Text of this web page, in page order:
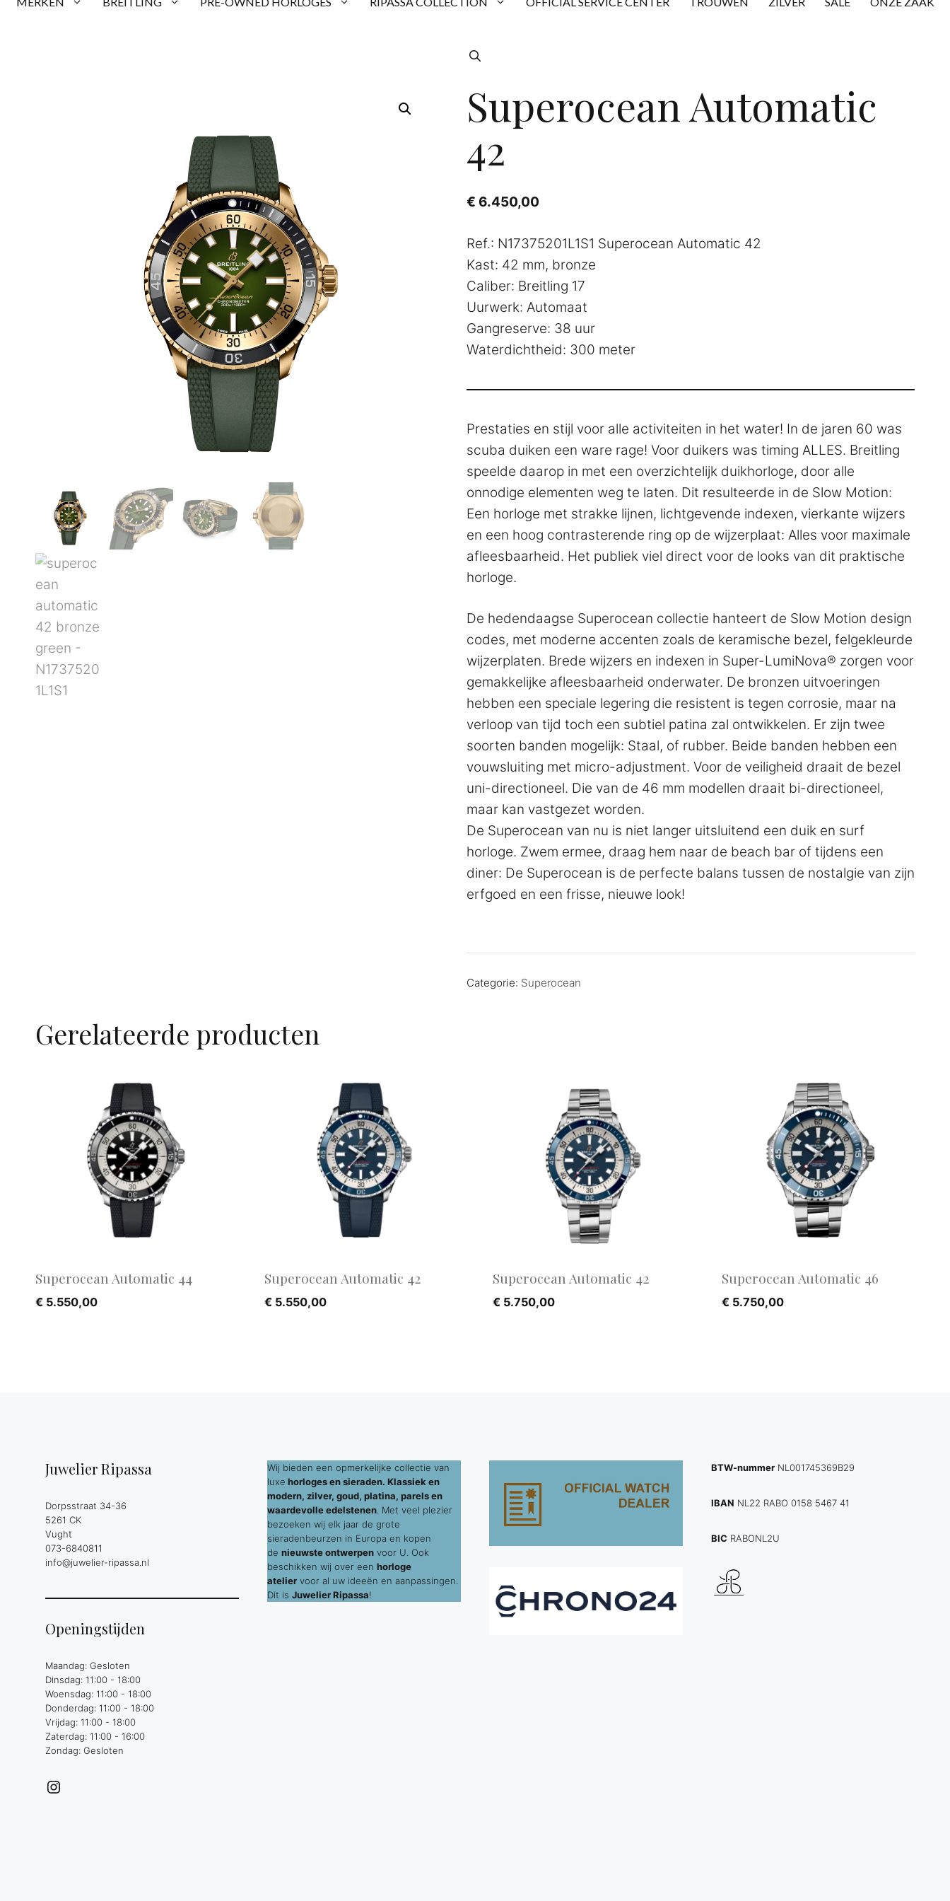
Superocean Automatic
42
€ 6.450,00
Ref.: N17375201L1S1 Superocean Automatic 42
Kast: 42 mm, bronze
Caliber: Breitling 17
Uurwerk: Automaat
Gangreserve: 38 uur
Waterdichtheid: 300 meter
Prestaties en stijl voor alle activiteiten in het water! In de jaren 60 was
scuba duiken een ware rage! Voor duikers was timing ALLES. Breitling
speelde daarop in met een overzichtelijk duikhorloge, door alle
onnodige elementen weg te laten. Dit resulteerde in de Slow Motion:
Een horloge met strakke lijnen, lichtgevende indexen, vierkante wijzers
en een hoog contrasterende ring op de wijzerplaat: Alles voor maximale
afleesbaarheid. Het publiek viel direct voor de looks van dit praktische
horloge.
De hedendaagse Superocean collectie hanteert de Slow Motion design
codes, met moderne accenten zoals de keramische bezel, felgekleurde
wijzerplaten. Brede wijzers en indexen in Super-LumiNova® zorgen voor
gemakkelijke afleesbaarheid onderwater. De bronzen uitvoeringen
hebben een speciale legering die resistent is tegen corrosie, maar na
verloop van tijd toch een subtiel patina zal ontwikkelen. Er zijn twee
soorten banden mogelijk: Staal, of rubber. Beide banden hebben een
vouwsluiting met micro-adjustment. Voor de veiligheid draait de bezel
uni-directioneel. Die van de 46 mm modellen draait bi-directioneel,
maar kan vastgezet worden.
De Superocean van nu is niet langer uitsluitend een duik en surf
horloge. Zwem ermee, draag hem naar de beach bar of tijdens een
diner: De Superocean is de perfecte balans tussen de nostalgie van zijn
erfgoed en een frisse, nieuwe look!
Categorie: Superocean
Gerelateerde producten
Superocean Automatic 44
€ 5.550,00
Superocean Automatic 42
€ 5.550,00
Superocean Automatic 42
€ 5.750,00
Superocean Automatic 46
€ 5.750,00
Juwelier Ripassa
Dorpsstraat 34-36
5261 CK
Vught
073-6840811
info@juwelier-ripassa.nl
Openingstijden
Maandag: Gesloten
Dinsdag: 11:00 - 18:00
Woensdag: 11:00 - 18:00
Donderdag: 11:00 - 18:00
Vrijdag: 11:00 - 18:00
Zaterdag: 11:00 - 16:00
Zondag: Gesloten
Instagram
Wij bieden een opmerkelijke collectie van
luxe horloges en sieraden. Klassiek en
modern, zilver, goud, platina, parels en
waardevolle edelstenen . Met veel plezier
bezoeken wij elk jaar de grote
sieradenbeurzen in Europa en kopen
de nieuwste ontwerpen voor U. Ook
beschikken wij over een horloge
atelier voor al uw ideeën en aanpassingen.
Dit is Juwelier Ripassa!
BTW-nummer NL001745369B29
IBAN NL22 RABO 0158 5467 41
BIC RABONL2U